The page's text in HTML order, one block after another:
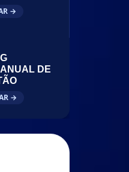
→
DE
→